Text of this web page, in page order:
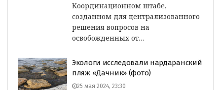
Координационном штабе,
созданном для централизованного
решения вопросов на
освобожденных от…
Экологи исследовали нардаранский
пляж «Дачник» (фото)
25 мая 2024, 23:30